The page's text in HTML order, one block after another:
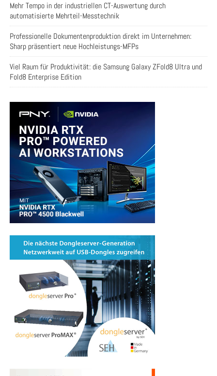
Mehr Tempo in der industriellen CT-Auswertung durch
automatisierte Mehrteil-Messtechnik
Professionelle Dokumentenproduktion direkt im Unternehmen:
Sharp präsentiert neue Hochleistungs-MFPs
Viel Raum für Produktivität: die Samsung Galaxy ZFold8 Ultra und
Fold8 Enterprise Edition